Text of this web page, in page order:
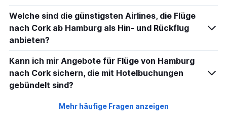
Welche sind die günstigsten Airlines, die Flüge
nach Cork ab Hamburg als Hin- und Rückflug
anbieten?
Kann ich mir Angebote für Flüge von Hamburg
nach Cork sichern, die mit Hotelbuchungen
gebündelt sind?
Mehr häufige Fragen anzeigen